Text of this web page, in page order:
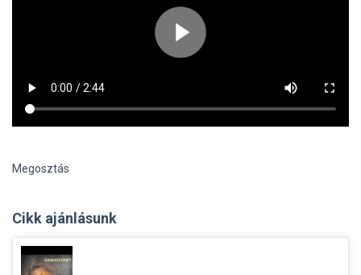
Megosztás
Cikk ajánlásunk